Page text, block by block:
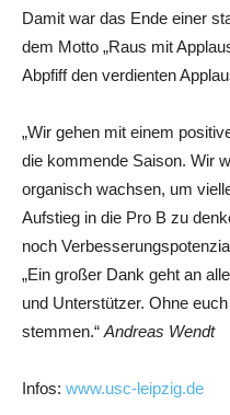
Damit war das Ende einer
dem Motto „Raus mit
Abpfiff den verdienten
„Wir gehen mit einem
die kommende Saison. Wir
organisch wachsen, um
Aufstieg in die Pro B zu
noch
„Ein großer Dank geht an
und Unterstützer. Ohne
stemmen.“ Andreas Wendt
Infos: www.usc-leipzig.de